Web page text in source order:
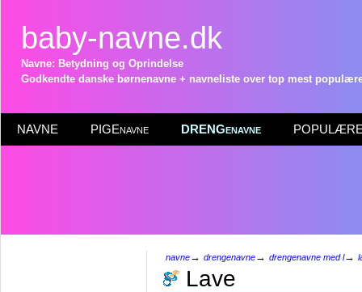
baby-navne.dk
Navne: Betydning og Oprindelse
Godkendte danske børnenavne + navneliste over top mest
NAVNE PIGEnavne DRENGenavne POPULÆRE
navne→ drengenavne→ drengenavne med l→
Lave